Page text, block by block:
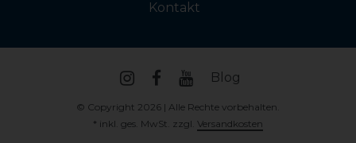
Kontakt
Blog
© Copyright 2026 | Alle Rechte vorbehalten.
* inkl. ges. MwSt. zzgl. Versandkosten